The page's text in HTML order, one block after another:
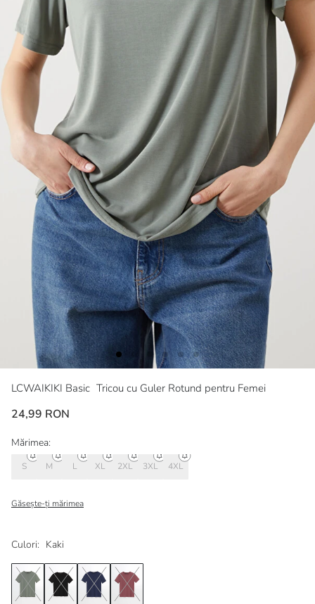
LCWAIKIKI Basic Tricou cu Guler Rotund pentru Femei
24,99 RON
Culori: Kaki
Mărimea:
S M L XL 2XL 3XL 4XL
Găsește-ți mărimea